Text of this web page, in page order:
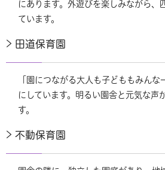
にあります。外遊びを楽しみながら、
ています。
田道保育園
「園につながる大人も子どももみん
にしています。明るい園舎と元気な声
す。
不動保育園